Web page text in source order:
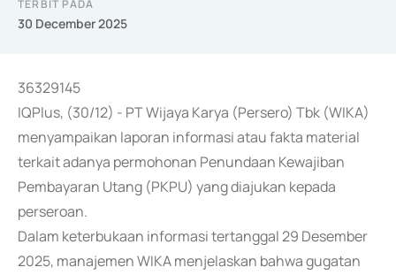
TERBIT PADA
30 December 2025
36329145
IQPlus, (30/12) - PT Wijaya Karya (Persero) Tbk (WIKA)
menyampaikan laporan informasi atau fakta material
terkait adanya permohonan Penundaan Kewajiban
Pembayaran Utang (PKPU) yang diajukan kepada
perseroan.
Dalam keterbukaan informasi tertanggal 29 Desember
2025, manajemen WIKA menjelaskan bahwa gugatan